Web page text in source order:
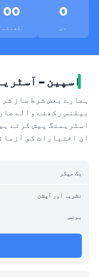
0
دن
00
گھنٹے
اسپین –
ہمارے بعض شرط ساز
بیلنس رکھنے والے
اسٹریمنگ پیش کرتے
ان اختیارات کو